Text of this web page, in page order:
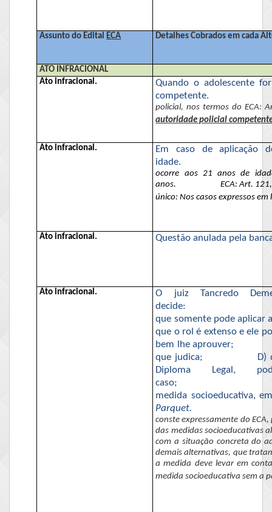
Assunto do EditalECA Detalhes Cobrados em cada
ATO INFRACIONAL
Ato infracional.
Quando o adolescente
competente.
policial, nos termosdo ECA:
autoridade policial
Ato infracional.
Em caso de aplicação
idade.
ocorre aos 21 anos de
anos.
ECA: Art.
único: Nos casos expressos
Ato infracional. Questão anulada pela
Ato infracional.
O juiz Tancredo
decide:
que somente pode aplicar
que o rol é extenso e ele
bem lhe aprouver;
que judica;
D)
Diploma Legal,
caso;
medida socioeducativa,
Parquet.
conste expressamente do ECA,
das medidas socioeducativas
com a situação concreta do
demais alternativas, que
a medida deve levar em
medida socioeducativa sem a